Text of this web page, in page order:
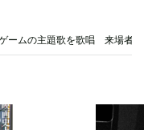
ームの主題歌を歌唱 来場者